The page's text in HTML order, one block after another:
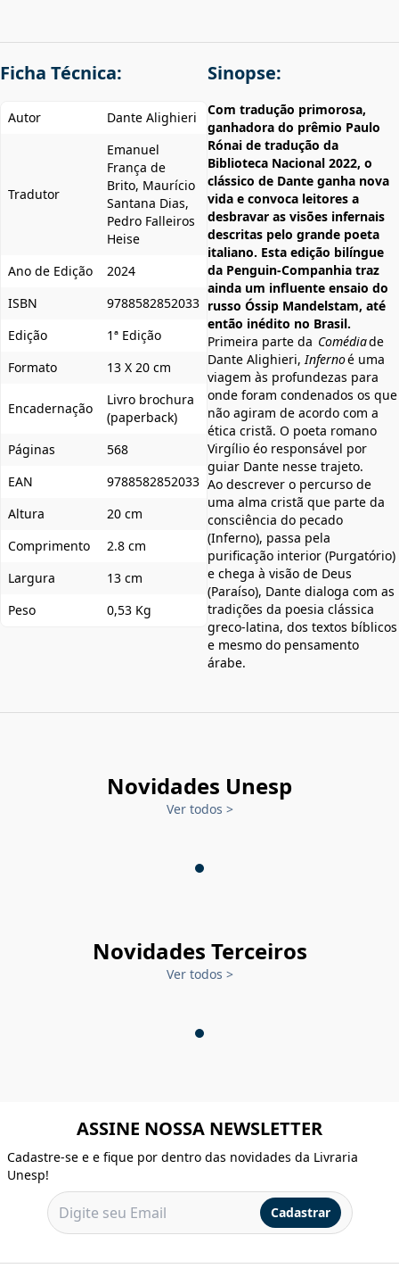
Ficha Técnica:
Autor Dante Alighieri
Tradutor
Emanuel
França de
Brito, Maurício
Santana Dias,
Pedro Falleiros
Heise
Ano de Edição
2024
ISBN
9788582852033
Edição
1ª Edição
Formato
13 X 20 cm
Encadernação
Livro brochura
(paperback)
Páginas
568
EAN
9788582852033
Altura
20 cm
Comprimento
2.8 cm
Largura
13 cm
Peso
0,53 Kg
Sinopse:
Com tradução primorosa,
ganhadora do prêmio Paulo
Rónai de tradução da
Biblioteca Nacional 2022, o
clássico de Dante ganha nova
vida e convoca leitores a
desbravar as visões infernais
descritas pelo grande poeta
italiano. Esta edição bilíngue
da Penguin-Companhia traz
ainda um influente ensaio do
russo Óssip Mandelstam, até
então inédito no Brasil.
Primeira parte da Comédiade
Dante Alighieri,Infernoé uma
viagem às profundezas para
onde foram condenados os que
não agiram de acordo com a
ética cristã. O poeta romano
Virgílio éo responsável por
guiar Dante nesse trajeto.
Ao descrever o percurso de
uma alma cristã que parte da
consciência do pecado
(Inferno), passa pela
purificação interior (Purgatório)
e chega à visão de Deus
(Paraíso), Dante dialoga com as
tradições da poesia clássica
greco-latina, dos textos bíblicos
e mesmo do pensamento
árabe.
Novidades Unesp
Ver todos >
Novidades Terceiros
Ver todos >
ASSINE NOSSA NEWSLETTER
Cadastre-se e e fique por dentro das novidades da Livraria
Unesp!
Cadastrar